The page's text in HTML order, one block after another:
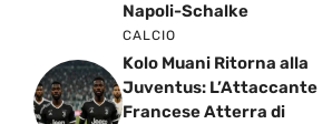
Napoli-Schalke
CALCIO
Kolo Muani Ritorna alla
Juventus: L’Attaccante
Francese Atterra di